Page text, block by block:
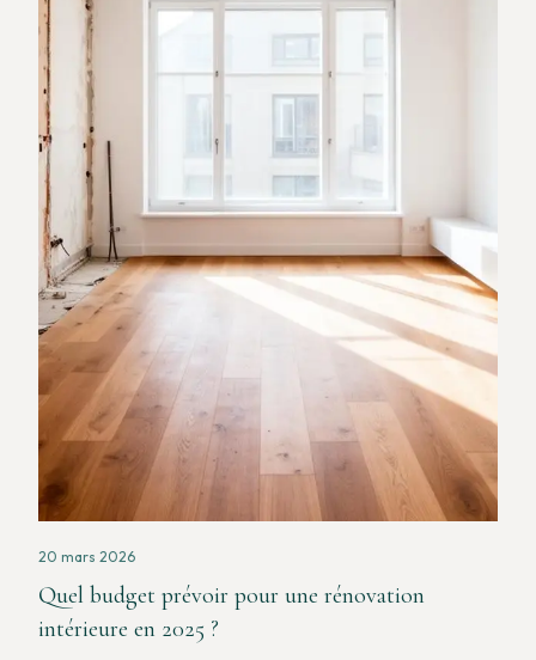
20 mars 2026
Quel budget prévoir pour une rénovation
intérieure en 2025 ?